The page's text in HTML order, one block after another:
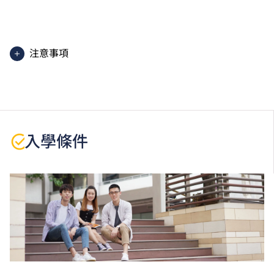
注意事項
分校／上課地點。
才」課程。有關資助計劃之詳情／查詢，請瀏覽
入學條件